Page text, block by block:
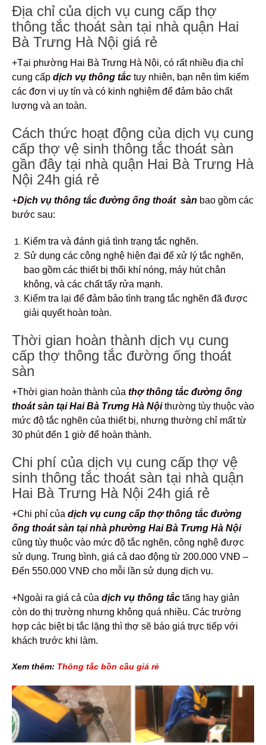
Địa chỉ của dịch vụ cung cấp thợ
thông tắc thoát sàn tại nhà quận Hai
Bà Trưng Hà Nội giá rẻ
+Tại phường Hai Bà Trưng Hà Nội, có rất nhiều địa chỉ
cung cấp dịch vụ thông tắc tuy nhiên, bạn nên tìm kiếm
các đơn vị uy tín và có kinh nghiệm để đảm bảo chất
lượng và an toàn.
Cách thức hoạt động của dịch vụ cung
cấp thợ vệ sinh thông tắc thoát sàn
gần đây tại nhà quận Hai Bà Trưng Hà
Nội 24h giá rẻ
+Dịch vụ thông tắc đường ống thoát sàn bao gồm các
bước sau:
Kiểm tra và đánh giá tình trạng tắc nghẽn.
Sử dụng các công nghệ hiện đại để xử lý tắc nghẽn,
bao gồm các thiết bị thổi khí nóng, máy hút chân
không, và các chất tẩy rửa mạnh.
Kiểm tra lại để đảm bảo tình trạng tắc nghẽn đã được
giải quyết hoàn toàn.
Thời gian hoàn thành dịch vụ cung
cấp thợ thông tắc đường ống thoát
sàn
+Thời gian hoàn thành của thợ thông tắc đường ống
thoát sàn tại Hai Bà Trưng Hà Nộithường tùy thuộc vào
mức độ tắc nghẽn của thiết bị, nhưng thường chỉ mất từ
30 phút đến 1 giờ để hoàn thành.
Chi phí của dịch vụ cung cấp thợ vệ
sinh thông tắc thoát sàn tại nhà quận
Hai Bà Trưng Hà Nội 24h giá rẻ
+Chi phí của dịch vụ cung cấp thợ thông tắc đường
ống thoát sàn tại nhà phường Hai Bà Trưng Hà Nội
cũng tùy thuộc vào mức độ tắc nghẽn, công nghệ được
sử dụng. Trung bình, giá cả dao động từ 200.000 VNĐ –
Đến 550.000 VNĐ cho mỗi lần sử dụng dịch vụ.
+Ngoài ra giá cả của dịch vụ thông tắc tăng hay giản
còn do thị trường nhưng không quá nhiều. Các trường
hợp các biệt bị tắc lặng thì thợ sẽ báo giá trực tiếp với
khách trước khi làm.
Xem thêm: Thông tắc bồn cầu giá rẻ